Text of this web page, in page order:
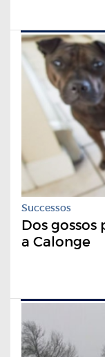
Successos
Dos
a Calonge